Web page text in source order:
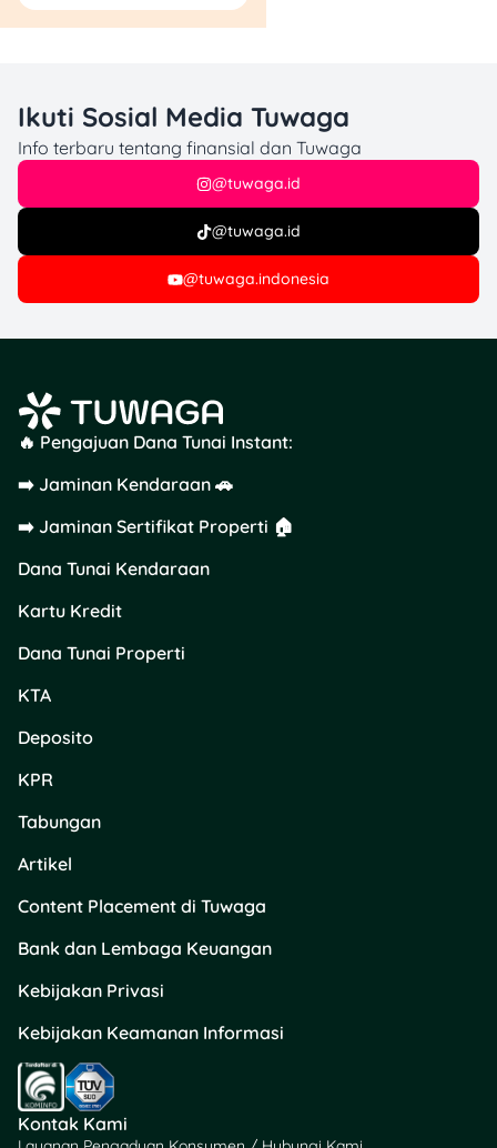
Ikuti Sosial Media Tuwaga
Info terbaru tentang finansial dan Tuwaga
@tuwaga.id
@tuwaga.id
@tuwaga.indonesia
🔥 Pengajuan Dana Tunai Instant:
➡️ Jaminan Kendaraan 🚗
➡️ Jaminan Sertifikat Properti 🏠
Dana Tunai Kendaraan
Kartu Kredit
Dana Tunai Properti
KTA
Deposito
KPR
Tabungan
Artikel
Content Placement di Tuwaga
Bank dan Lembaga Keuangan
Kebijakan Privasi
Kebijakan Keamanan Informasi
Kontak Kami